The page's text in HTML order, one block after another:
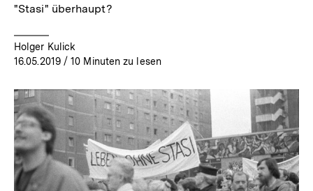
"Stasi" überhaupt?
Holger Kulick
16.05.2019/ 10 Minuten zu lesen